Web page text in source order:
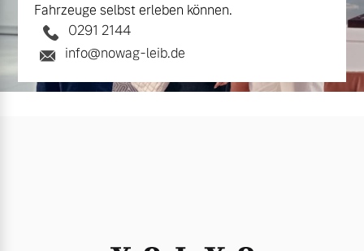
Fahrzeuge selbst erleben können.
0291 2144
info@nowag-leib.de